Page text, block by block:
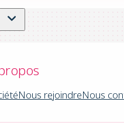
Nous rejoindreNous